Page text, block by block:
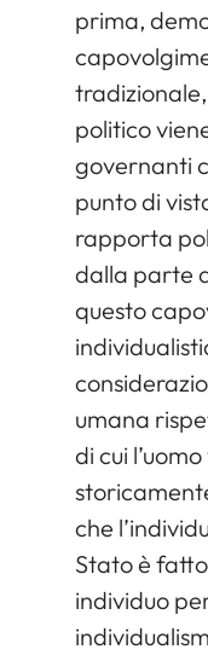
prima,
politico
governanti
punto di
rapporta
dalla parte
questo
umana
di cui
che
Stato è fatto
individuo